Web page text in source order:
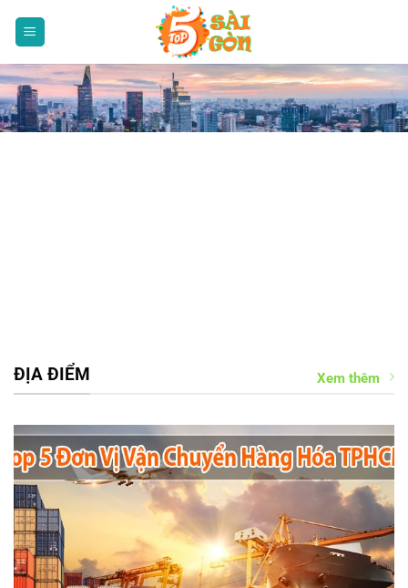
dung
ĐỊA ĐIỂM Xem thêm